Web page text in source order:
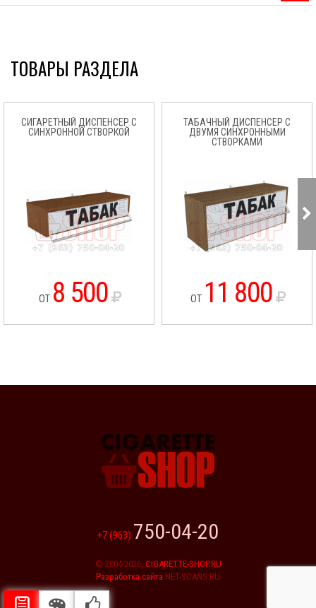
ТОВАРЫ РАЗДЕЛА
СИГАРЕТНЫЙ ДИСПЕНСЕР С
СИНХРОННОЙ СТВОРКОЙ
ОТ 8 500
ТАБАЧНЫЙ ДИСПЕНСЕР С
ДВУМЯ СИНХРОННЫМИ
СТВОРКАМИ
ОТ 11 800
+7 (963) 750-04-20
© 2004-2026, CIGARETTE-SHOP.RU
Разработка сайта NET-SCANS.RU